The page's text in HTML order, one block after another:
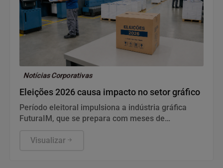
Notícias Corporativas
Eleições 2026 causa impacto no setor gráfico
Período eleitoral impulsiona a indústria gráfica
FuturaIM, que se prepara com meses de
materiais de campanha nas eleições de 2026
Visualizar